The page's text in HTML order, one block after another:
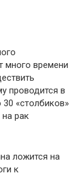
много времени
проводится в
«столбиков»
на рак
ложится на
к